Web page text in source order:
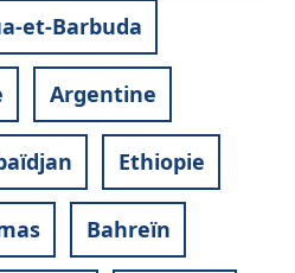
et-Barbuda
Argentine
Ethiopie
Bahreïn